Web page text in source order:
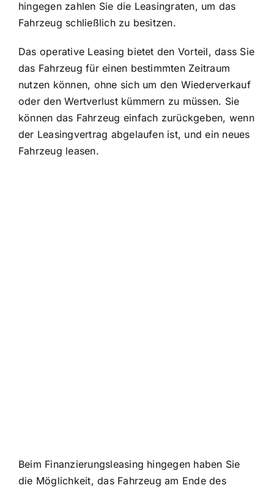
hingegen zahlen Sie die Leasingraten, um das
Fahrzeug schließlich zu besitzen.
Das operative Leasing bietet den Vorteil, dass Sie
das Fahrzeug für einen bestimmten Zeitraum
nutzen können, ohne sich um den Wiederverkauf
oder den Wertverlust kümmern zu müssen. Sie
können das Fahrzeug einfach zurückgeben, wenn
der Leasingvertrag abgelaufen ist, und ein neues
Fahrzeug leasen.
Beim Finanzierungsleasing hingegen haben Sie
die Möglichkeit, das Fahrzeug am Ende des